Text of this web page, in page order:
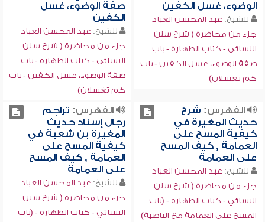
الوضوء، غسل الكفين
للشيخ: عبد المحسن العباد
جزء من محاضرة ( شرح سنن
النسائي - كتاب الطهارة - باب
صفة الوضوء، غسل الكفين - باب
كم تغسلان)
صفة الوضوء، غسل
الكفين
للشيخ: عبد المحسن العباد
جزء من محاضرة ( شرح سنن
النسائي - كتاب الطهارة - باب
صفة الوضوء، غسل الكفين - باب
كم تغسلان)
الفهرس: شرح
حديث المغيرة في
كيفية المسح على
العمامة , كيف المسح
على العمامة
للشيخ: عبد المحسن العباد
جزء من محاضرة ( شرح سنن
النسائي - كتاب الطهارة - (باب
المسح على العمامة مع الناصية)
الفهرس: تراجم
رجال إسناد حديث
المغيرة بن شعبة في
كيفية المسح على
العمامة , كيف المسح
على العمامة
للشيخ: عبد المحسن العباد
جزء من محاضرة ( شرح سنن
النسائي - كتاب الطهارة - (باب